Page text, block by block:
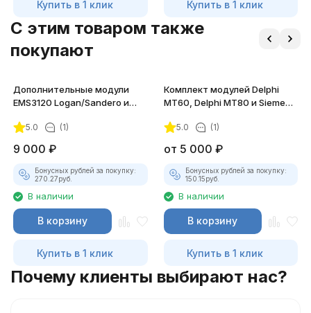
Купить в 1 клик Купить в 1 клик
C этим товаром также
покупают
Дополнительные модули
EMS3120 Logan/Sandero и
ChipTuningPRO
5.0 (1)
9 000 ₽
Бонусных рублей за покупку:
270.27руб.
В наличии
В корзину
Купить в 1 клик
Комплект модулей Delphi
MT60, Delphi MT80 и Siemens
5.0 (1)
от 5 000 ₽
Бонусных рублей за покупку:
150.15руб.
В наличии
В корзину
Купить в 1 клик
Почему клиенты выбирают нас?